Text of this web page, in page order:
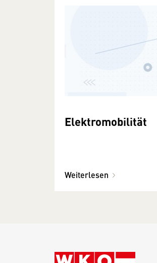
Elektromobilität
Weiterlesen